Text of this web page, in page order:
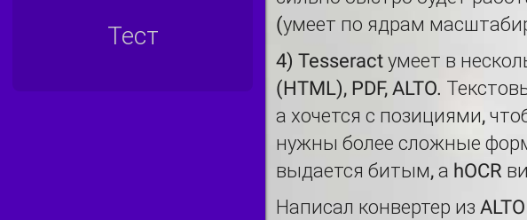
Тест
(умеет по ядрам
4) Tesseract умеет в
(HTML), PDF, ALTO.
а хочется с позициями,
нужны более сложные
выдается битым, а hOCR
Написал конвертер из